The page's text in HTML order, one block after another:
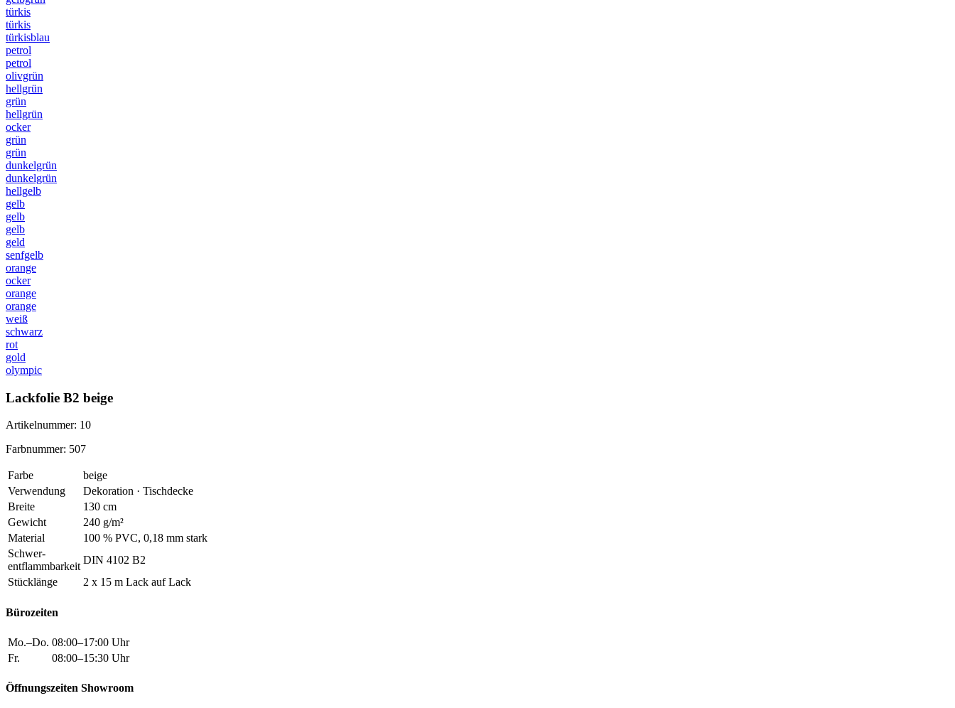
türkis
türkis
türkisblau
petrol
petrol
olivgrün
hellgrün
grün
hellgrün
ocker
grün
grün
dunkelgrün
dunkelgrün
hellgelb
gelb
gelb
gelb
geld
senfgelb
orange
ocker
orange
orange
weiß
schwarz
rot
gold
olympic
Lackfolie B2 beige
Artikelnummer: 10
Farbnummer: 507
Farbe
beige
Verwendung
Dekoration · Tischdecke
Breite
130 cm
Gewicht
240 g/m²
Material
100 % PVC, 0,18 mm stark
Schwer-
entflammbarkeit
DIN 4102 B2
Stücklänge
2 x 15 m Lack auf Lack
Bürozeiten
Mo.–Do. 08:00–17:00 Uhr
Fr.
08:00–15:30 Uhr
Öffnungszeiten Showroom